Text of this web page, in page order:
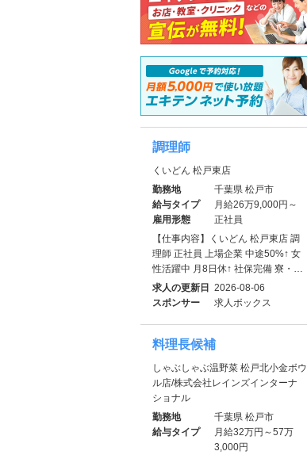
調理師
くいどん 松戸東店
勤務地
千葉県 松戸市
給与タイプ
月給26万9,000円～
雇用形態
正社員
【仕事内容】くいどん 松戸東店 調
理師 正社員 上場企業 中途50%↑ 女
性活躍中 月8日休↑ 社保完備 寮・…
求人の更新日 2026-08-06
スポンサー
求人ボックス
料理長候補
しゃぶしゃぶ温野菜 松戸北小金ボウ
ル店/株式会社レインズインターナ
ショナル
勤務地
千葉県 松戸市
給与タイプ
月給32万円～57万
3,000円